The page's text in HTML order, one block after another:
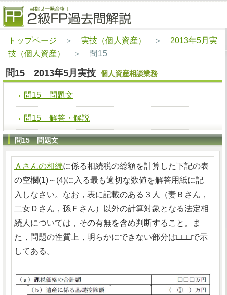
トップページ ＞ 実技（個人資産） ＞ 2013年5月実
技（個人資産）
＞ 問15
問15 2013年5月実技 個人資産相談業務
問15 問題文
問15 解答・解説
問15 問題文
Ａさんの相続に係る相続税の総額を計算した下記の表
の空欄(1)～(4)に入る最も適切な数値を解答用紙に記
入しなさい。なお，表に記載のある３人（妻Ｂさん，
二女Ｄさん，孫Ｆさん）以外の計算対象となる法定相
続人については，その有無を含め判断すること。ま
た，問題の性質上，明らかにできない部分は□□□で示
してある。